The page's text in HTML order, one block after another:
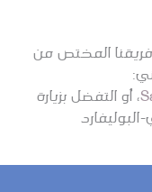
المختص من
، أو التفضل بزيارة